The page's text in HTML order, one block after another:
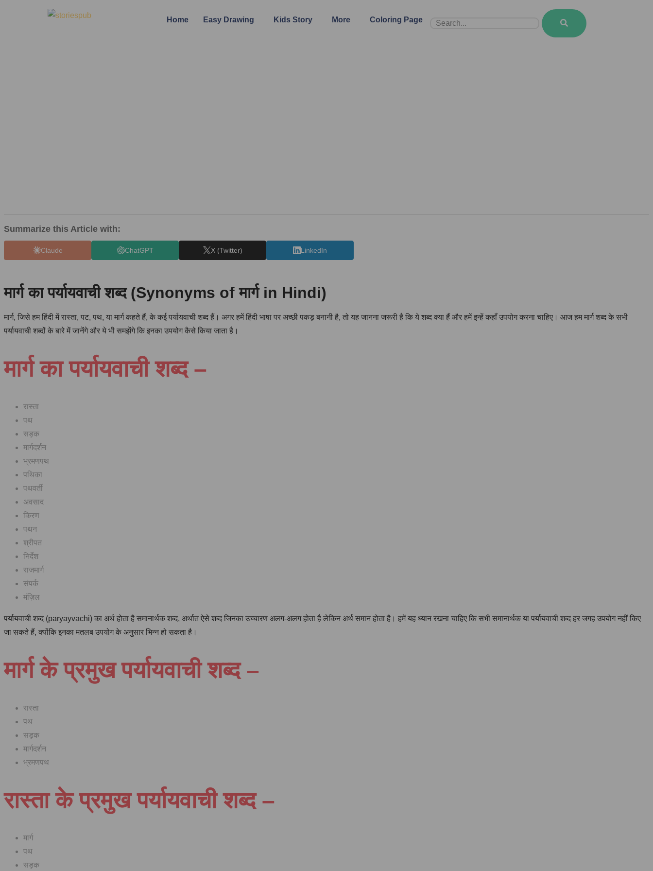
Home Easy Drawing Kids Story More Coloring Page
Summarize this Article with:
Claude ChatGPT X (Twitter) LinkedIn
मार्ग का पर्यायवाची शब्द (Synonyms of मार्ग in Hindi)
मार्ग, जिसे हम हिंदी में रास्ता, पट, पथ, या मार्ग कहते हैं, के कई पर्यायवाची शब्द हैं। अगर हमें हिंदी भाषा पर अच्छी पकड़ बनानी है, तो यह जानना जरूरी है कि ये शब्द क्या हैं और हमें इन्हें कहाँ उपयोग करना चाहिए। आज हम मार्ग शब्द के सभी
पर्यायवाची शब्दों के बारे में जानेंगे और ये भी समझेंगे कि इनका उपयोग कैसे किया जाता है।
मार्ग का पर्यायवाची शब्द –
रास्ता
पथ
सड़क
मार्गदर्शन
भ्रमणपथ
पथिका
पथवर्ती
अवसाद
किरण
पथन
श्रीपत
निर्देश
राजमार्ग
संपर्क
मंज़िल
पर्यायवाची शब्द (paryayvachi) का अर्थ होता है समानार्थक शब्द, अर्थात ऐसे शब्द जिनका उच्चारण अलग-अलग होता है लेकिन अर्थ समान होता है। हमें यह ध्यान रखना चाहिए कि सभी समानार्थक या पर्यायवाची शब्द हर जगह उपयोग नहीं किए
जा सकते हैं, क्योंकि इनका मतलब उपयोग के अनुसार भिन्न हो सकता है।
मार्ग के प्रमुख पर्यायवाची शब्द –
रास्ता
पथ
सड़क
मार्गदर्शन
भ्रमणपथ
रास्ता के प्रमुख पर्यायवाची शब्द –
मार्ग
पथ
सड़क